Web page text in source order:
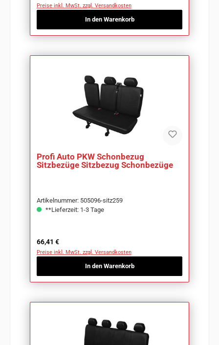
Preise inkl. MwSt. zzgl. Versandkosten
In den Warenkorb
Profi Auto PKW Schonbezug
Sitzbezüge Sitzbezug Schonbezüge
Artikelnummer: 505096-sitz259
**Lieferzeit: 1-3 Tage
Regulärer Preis:
66,41 €
Preise inkl. MwSt. zzgl. Versandkosten
In den Warenkorb